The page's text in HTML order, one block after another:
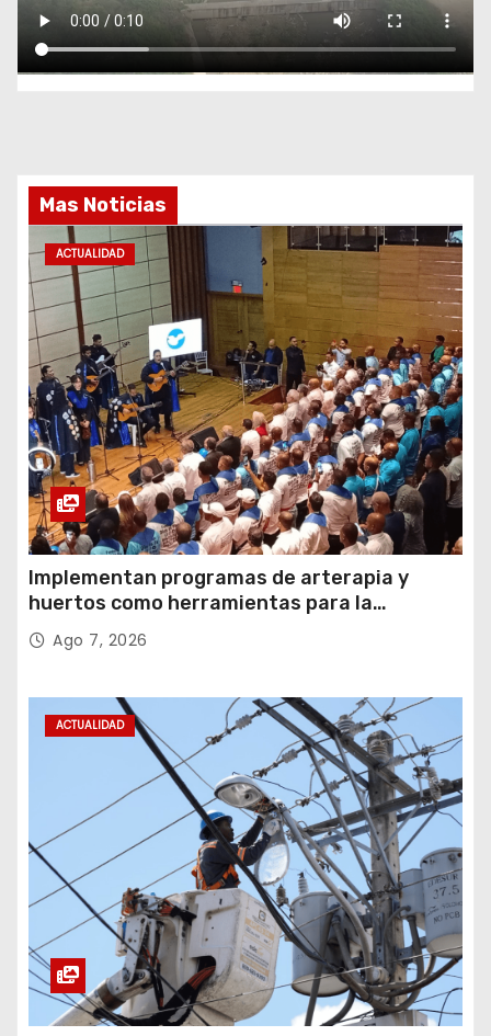
Mas Noticias
ACTUALIDAD
Implementan programas de arterapia y
huertos como herramientas para la
recuperación y la inclusión social
Ago 7, 2026
ACTUALIDAD